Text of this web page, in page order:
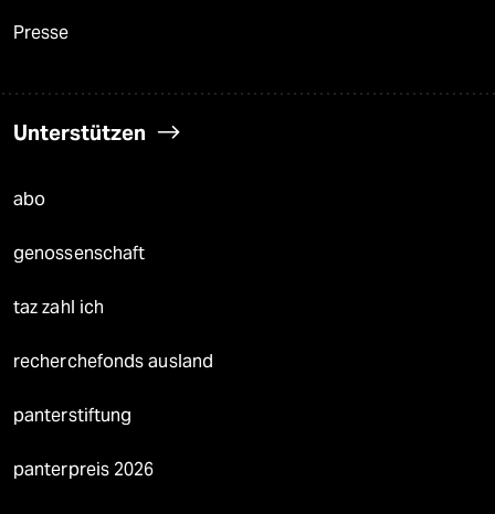
Presse
Unterstützen
abo
genossenschaft
taz zahl ich
recherchefonds ausland
panterstiftung
panterpreis 2026